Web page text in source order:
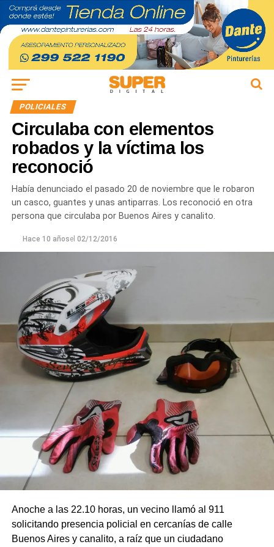
POLICIALES
Circulaba con elementos
robados y la víctima los
reconoció
Había denunciado el pasado 20 de noviembre que le robaron
un casco, guantes y unas antiparras. Los reconoció en otra
persona que circulaba por Buenos Aires y canalito.
Hace 10 añosel 02/12/2016
Anoche a las 22.10 horas, un vecino llamó al 911
solicitando presencia policial en cercanías de calle
Buenos Aires y canalito, a raíz que un ciudadano